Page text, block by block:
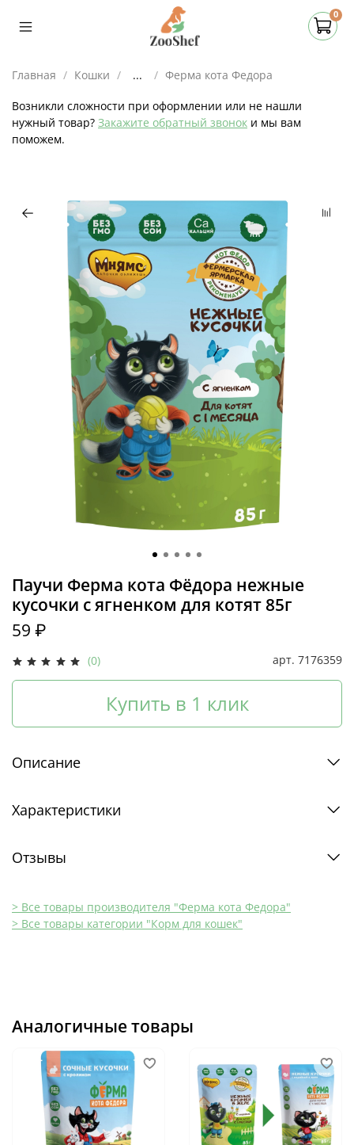
0
Главная Кошки ... Ферма кота Федора
Возникли сложности при оформлении или не нашли
нужный товар? Закажите обратный звонок и мы вам
поможем.
(0) арт. 7176359
Паучи Ферма кота Фёдора нежные
кусочки с ягненком для котят 85г
59 ₽
Купить в 1 клик
Описание
Характеристики
Отзывы
> Все товары производителя "Ферма кота Федора"
> Все товары категории "Корм для кошек"
Аналогичные товары